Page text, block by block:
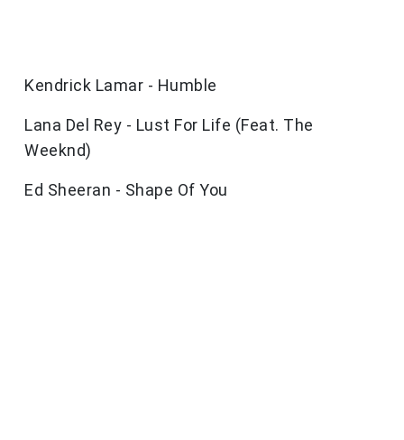
Kendrick Lamar - Humble
Lana Del Rey - Lust For Life (Feat. The
Weeknd)
Ed Sheeran - Shape Of You